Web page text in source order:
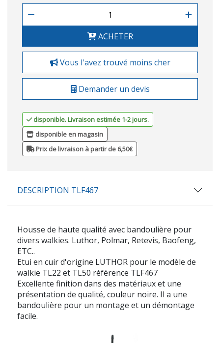
ACHETER
Vous l'avez trouvé moins cher
Demander un devis
disponible. Livraison estimée 1-2 jours.
disponible en magasin
Prix de livraison à partir de 6,50€
DESCRIPTION TLF467
Housse de haute qualité avec bandoulière pour
divers walkies. Luthor, Polmar, Retevis, Baofeng,
ETC..
Etui en cuir d'origine LUTHOR pour le modèle de
walkie TL22 et TL50 référence TLF467
Excellente finition dans des matériaux et une
présentation de qualité, couleur noire. Il a une
bandoulière pour un montage et un démontage
facile.